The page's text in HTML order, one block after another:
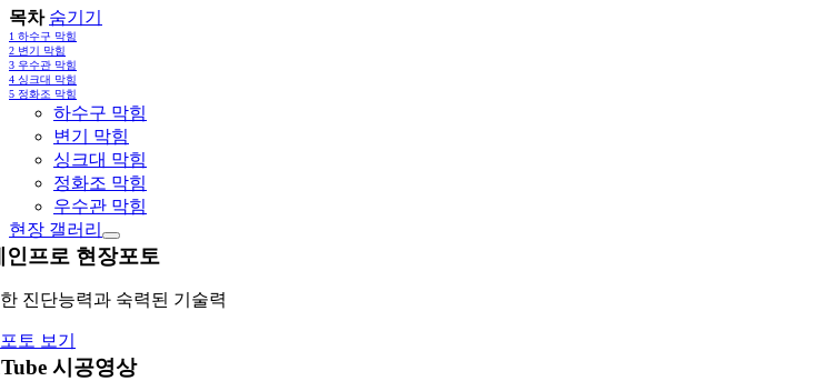
목차 숨기기
1 하수구 막힘
2 변기 막힘
3 우수관 막힘
4 싱크대 막힘
5 정화조 막힘
하수구 막힘
변기 막힘
싱크대 막힘
정화조 막힘
우수관 막힘
현장 갤러리
인프로 현장포토
진단능력과 숙력된 기술력
토 보기
시공영상